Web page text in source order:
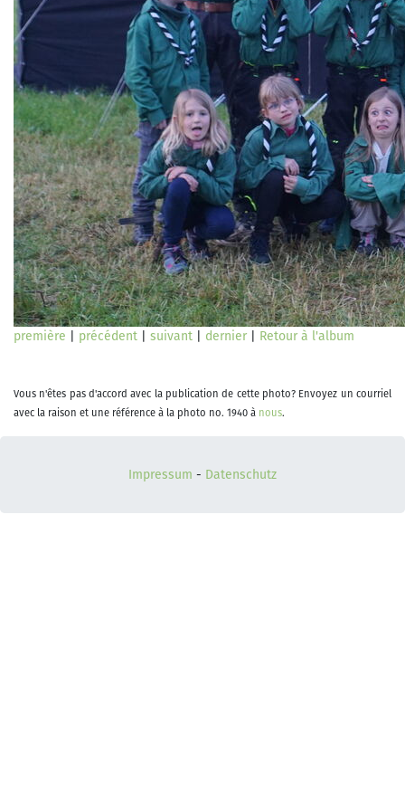
première précédent suivant dernier| Retour à l'album
Vous n'êtes pas d'accord avec la publication de cette photo? Envoyez un courriel
avec la raison et une référence à la photo no. 1940 à nous.
Impressum - Datenschutz